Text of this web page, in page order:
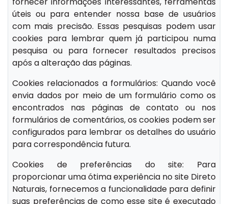
úteis ou para entender nossa base de usuários
com mais precisão. Essas pesquisas podem usar
cookies para lembrar quem já participou numa
pesquisa ou para fornecer resultados precisos
após a alteração das páginas.
Cookies relacionados a formulários: Quando você
envia dados por meio de um formulário como os
encontrados nas páginas de contato ou nos
formulários de comentários, os cookies podem ser
configurados para lembrar os detalhes do usuário
para correspondência futura.
Cookies de preferências do site: Para
proporcionar uma ótima experiência no site Direto
Naturais, fornecemos a funcionalidade para definir
suas preferências de como esse site é executado